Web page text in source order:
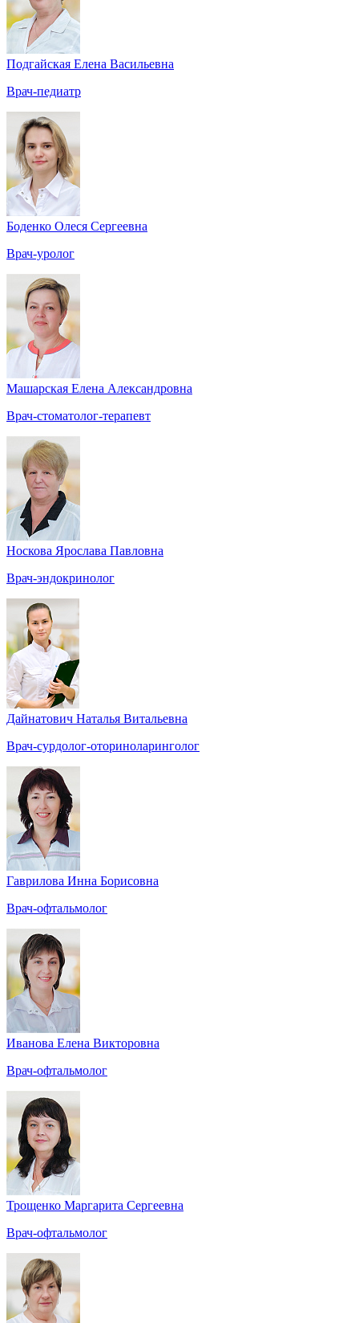
Подгайская Елена Васильевна
Врач-педиатр
Боденко Олеся Сергеевна
Врач-уролог
Машарская Елена Александровна
Врач-стоматолог-терапевт
Носкова Ярослава Павловна
Врач-эндокринолог
Дайнатович Наталья Витальевна
Врач-сурдолог-оториноларинголог
Гаврилова Инна Борисовна
Врач-офтальмолог
Иванова Елена Викторовна
Врач-офтальмолог
Трощенко Маргарита Сергеевна
Врач-офтальмолог